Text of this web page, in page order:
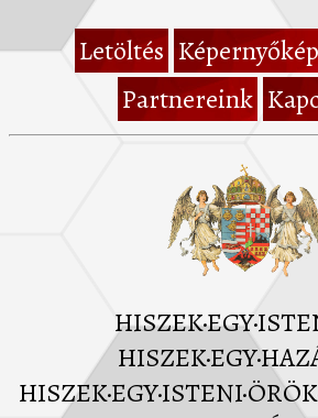
Letöltés
Partnereink